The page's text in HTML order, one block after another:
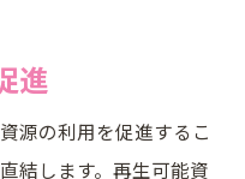
進
源の利用を促進するこ
結します。再生可能資